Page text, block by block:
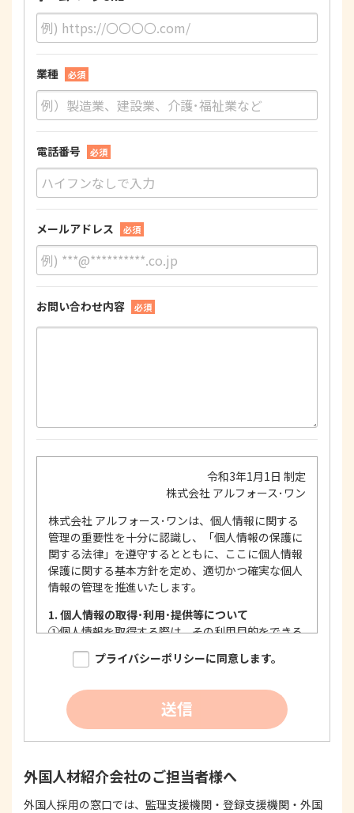
業種 必須
電話番号 必須
メールアドレス 必須
お問い合わせ内容 必須
令和3年1月1日 制定
株式会社 アルフォース･ワン
株式会社 アルフォース･ワンは、個人情報に関する
管理の重要性を十分に認識し、「個人情報の保護に
関する法律」を遵守するとともに、ここに個人情報
保護に関する基本方針を定め、適切かつ確実な個人
情報の管理を推進いたします。
1. 個人情報の取得･利用･提供等について
①個人情報を取得する際は、その利用目的をできる
限り明確に特定し、その目的達成に必要な限度に
おいて適法かつ公正な手段を用い、同意を得て取
個人情報を利用する際は、本人に明示、通知、ま
たは公表した利用目的の範囲内に限定し、それに
反する目的外利用を行なわないための措置を講じ
する際は、本人が同意を与えた利用目的の範囲内
で、適法にこれを行います。
プライバシーポリシーに同意します。
送信
外国人材紹介会社のご担当者様へ
外国人採用の窓口では、監理支援機関・登録支援機関・外国